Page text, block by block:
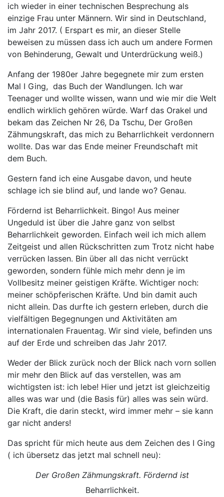
Tschu
am
Internationalen
Frauentag
ich wieder in einer technischen Besprechung als
einzige Frau unter Männern. Wir sind in Deutschland,
im Jahr 2017. ( Erspart es mir, an dieser Stelle
beweisen zu müssen dass ich auch um andere Formen
von Behinderung, Gewalt und Unterdrückung weiß.)
Anfang der 1980er Jahre begegnete mir zum ersten
Mal I Ging, das Buch der Wandlungen. Ich war
Teenager und wollte wissen, wann und wie mir die Welt
endlich wirklich gehören würde. Warf das Orakel und
bekam das Zeichen Nr 26, Da Tschu, Der Großen
Zähmungskraft, das mich zu Beharrlichkeit verdonnern
wollte. Das war das Ende meiner Freundschaft mit
dem Buch.
Gestern fand ich eine Ausgabe davon, und heute
schlage ich sie blind auf, und lande wo? Genau.
Fördernd ist Beharrlichkeit. Bingo! Aus meiner
Ungeduld ist über die Jahre ganz von selbst
Beharrlichkeit geworden. Einfach weil ich mich allem
Zeitgeist und allen Rückschritten zum Trotz nicht habe
verrücken lassen. Bin über all das nicht verrückt
geworden, sondern fühle mich mehr denn je im
Vollbesitz meiner geistigen Kräfte. Wichtiger noch:
meiner schöpferischen Kräfte. Und bin damit auch
nicht allein. Das durfte ich gestern erleben, durch die
vielfältigen Begegnungen und Aktivitäten am
internationalen Frauentag. Wir sind viele, befinden uns
auf der Erde und schreiben das Jahr 2017.
Weder der Blick zurück noch der Blick nach vorn sollen
mir mehr den Blick auf das verstellen, was am
wichtigsten ist: ich lebe! Hier und jetzt ist gleichzeitig
alles was war und (die Basis für) alles was sein würd.
Die Kraft, die darin steckt, wird immer mehr – sie kann
gar nicht anders!
Das spricht für mich heute aus dem Zeichen des I Ging
( ich übersetz das jetzt mal schnell neu):
Der Großen Zähmungskraft. Fördernd ist
Beharrlichkeit.